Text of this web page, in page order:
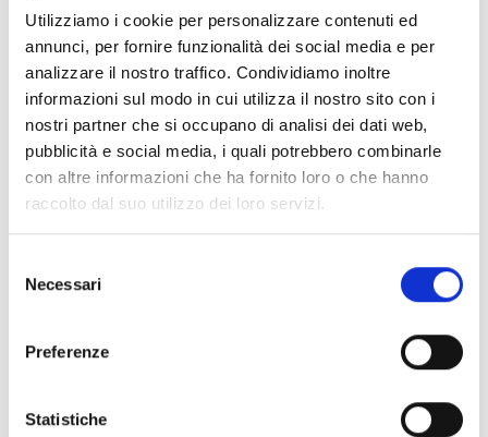
Utilizziamo i cookie per personalizzare contenuti ed
annunci, per fornire funzionalità dei social media e per
analizzare il nostro traffico. Condividiamo inoltre
informazioni sul modo in cui utilizza il nostro sito con i
nostri partner che si occupano di analisi dei dati web,
pubblicità e social media, i quali potrebbero combinarle
con altre informazioni che ha fornito loro o che hanno
raccolto dal suo utilizzo dei loro servizi.
delNecessari
Preferenze
Statistiche
PRONTA consegna
Spedizione Gratuita
Codice
POB4010O6WHRDB0TB